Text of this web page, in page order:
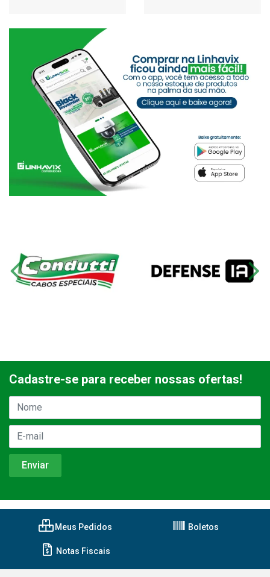
Cadastre-se para receber nossas ofertas!
Meus Pedidos Boletos
Notas Fiscais